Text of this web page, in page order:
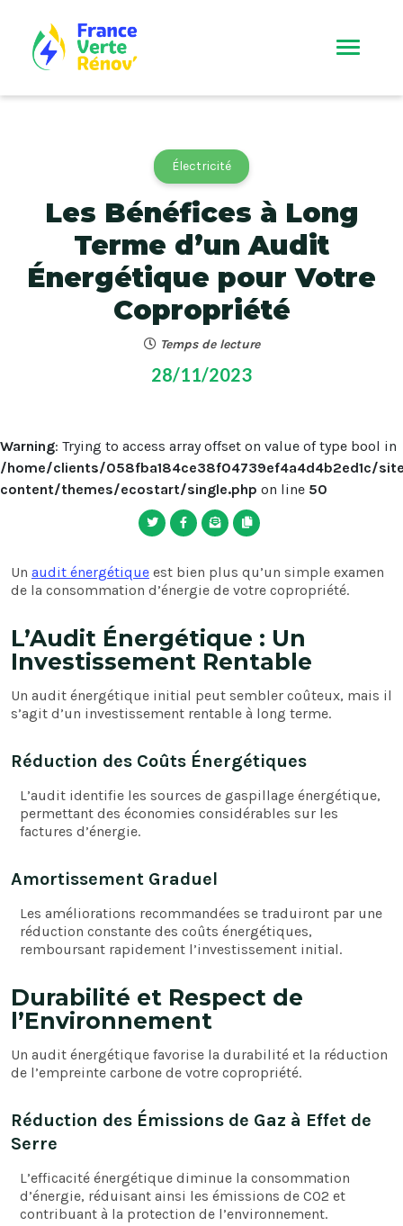
Électricité
Les Bénéfices à Long
Terme d’un Audit
Énergétique pour Votre
Copropriété
Temps de lecture
28/11/2023
Warning: Trying to access array offset on value of type bool in
/home/clients/058fba184ce38f04739ef4a4d4b2ed1c/
content/themes/ecostart/single.php on line 50
Un audit énergétique est bien plus qu’un simple examen
de la consommation d’énergie de votre copropriété.
L’Audit Énergétique : Un
Investissement Rentable
Un audit énergétique initial peut sembler coûteux, mais il
s’agit d’un investissement rentable à long terme.
Réduction des Coûts Énergétiques
L’audit identifie les sources de gaspillage énergétique,
permettant des économies considérables sur les
factures d’énergie.
Amortissement Graduel
Les améliorations recommandées se traduiront par une
réduction constante des coûts énergétiques,
remboursant rapidement l’investissement initial.
Durabilité et Respect de
l’Environnement
Un audit énergétique favorise la durabilité et la réduction
de l’empreinte carbone de votre copropriété.
Réduction des Émissions de Gaz à Effet de
Serre
L’efficacité énergétique diminue la consommation
d’énergie, réduisant ainsi les émissions de CO2 et
contribuant à la protection de l’environnement.